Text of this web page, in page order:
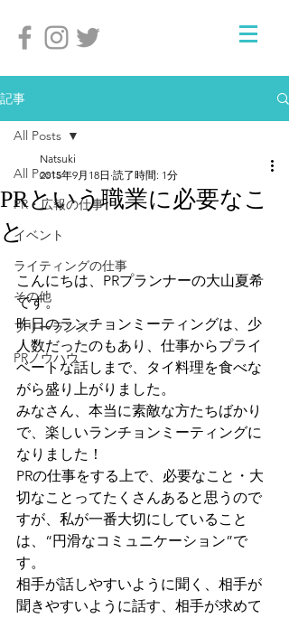
記事
All Posts
PR・広報の仕事
イベント
ライティングの仕事
その他
フリーランス
PRノウハウ
All Posts
PRという職業に必要なこ
と
Natsuki
2015年9月18日 読了時間: 1分
こんにちは、PRプランナーの大山夏希
です。
昨日のランチョンミーティングは、少
人数だったのもあり、仕事からプライ
ベートな話しまで、タイ料理を食べな
がら盛り上がりました。
みなさん、本当に素敵な方たちばかり
で、楽しいランチョンミーティングに
なりました！
PRの仕事をする上で、必要なこと・大
切なことってたくさんあると思うので
すが、私が一番大切にしていること
は、“円滑なコミュニケーション”で
す。
相手が話しやすいように聞く、相手が
聞きやすいように話す、相手が求めて